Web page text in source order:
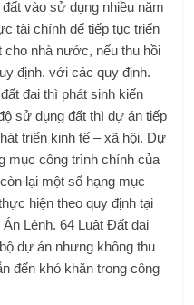
vào sử dụng nhiều năm
tài chính để tiếp tục triển
cho nhà nước, nếu thu hồi
định. với các quy định.
đai thì phát sinh kiến
sử dụng đất thì dự án tiếp
triển kinh tế – xã hội. Dự
mục công trình chính của
lại một số hạng mục
hiện theo quy định tại
Lệnh. 64 Luật Đất đai
dự án nhưng không thu
đến khó khăn trong công